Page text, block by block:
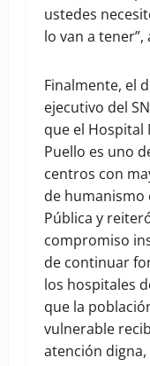
ustedes
lo van a tener”,
Finalmente, el
ejecutivo del
que el Hospital
Puello es uno
centros con
de humanismo
Pública y
compromiso
de continuar
los hospitales
que la
vulnerable
atención